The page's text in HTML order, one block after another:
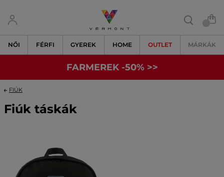
NŐI FÉRFI GYEREK HOME OUTLET MÁRKÁK
FARMEREK -50% >>
FIÚK
Fiúk táskák